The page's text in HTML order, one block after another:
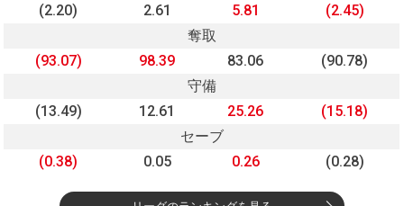
(2.20)
2.61 5.81
(2.45)
奪取
(93.07)
98.39 83.06
(90.78)
守備
(13.49)
12.61 25.26
(15.18)
セーブ
(0.38)
0.05 0.26 (0.28)